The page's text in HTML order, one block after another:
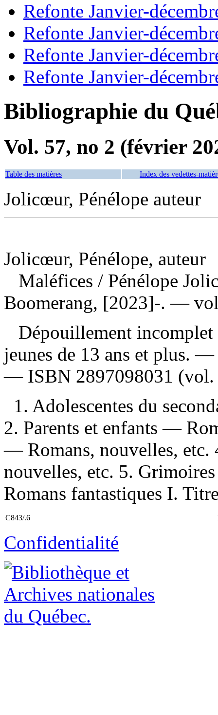
Refonte Janvier-
Refonte Janvier-
Refonte Janvier-
Refonte Janvier-
Bibliographie du
Vol. 57, no 2 (février
Table des matières Index des vedettes-
Jolicœur, Pénélope auteur
Jolicœur, Pénélope, auteur
Maléfices / Pénélope
Boomerang, [2023]-. —
Dépouillement
jeunes de 13 ans et plus.
— ISBN 2897098031 (vol.
1. Adolescentes du
2. Parents et enfants —
— Romans, nouvelles, etc.
nouvelles, etc. 5.
Romans fantastiques I.
C843/.6
Confidentialité